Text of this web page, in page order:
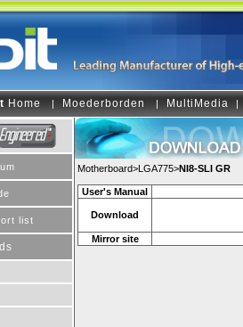
Home | Moederborden | MultiMedia |
list
Motherboard>LGA775>NI8-SLI GR
User's Manual
Download
Mirror site